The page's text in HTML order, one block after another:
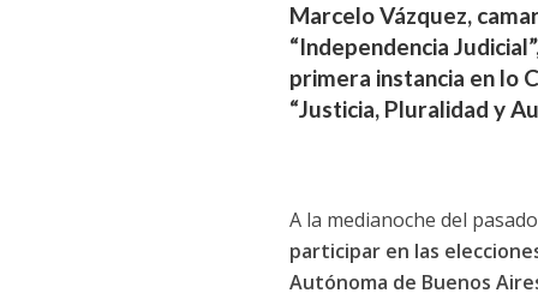
Marcelo Vázquez,
“Independencia
primera instancia en lo
“Justicia, Pluralidad y
A la medianoche del
participar en las
Autónoma de Buenos